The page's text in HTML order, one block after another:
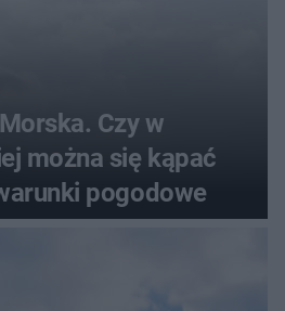
Czy w
można się kąpać
pogodowe